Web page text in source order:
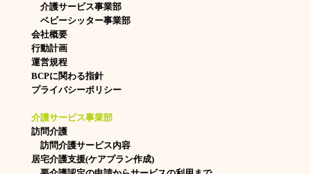
介護サービス事業部
ベビーシッター事業部
会社概要
行動計画
運営規程
BCPに関わる指針
プライバシーポリシー
介護サービス事業部
訪問介護
訪問介護サービス内容
居宅介護支援(ケアプラン作成)